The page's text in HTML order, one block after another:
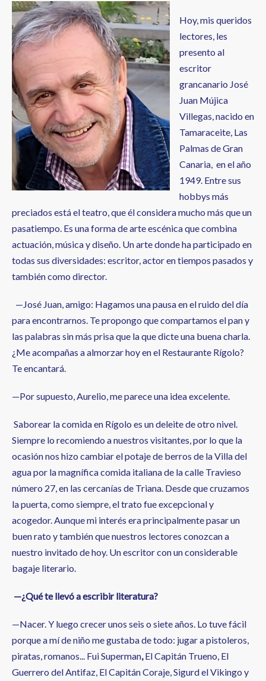
Hoy, mis queridos
lectores, les
presento al
escritor
grancanario José
Juan Mújica
Villegas, nacido en
Tamaraceite, Las
Palmas de Gran
Canaria, en el año
1949. Entre sus
hobbys más
preciados está el teatro, que él considera mucho más que un
pasatiempo. Es una forma de arte escénica que combina
actuación, música y diseño. Un arte donde ha participado en
todas sus diversidades: escritor, actor en tiempos pasados y
también como director.
—José Juan, amigo: Hagamos una pausa en el ruido del día
para encontrarnos. Te propongo que compartamos el pan y
las palabras sin más prisa que la que dicte una buena charla.
¿Me acompañas a almorzar hoy en el Restaurante Rígolo?
Te encantará.
—Por supuesto, Aurelio, me parece una idea excelente.
Saborear la comida en Rígolo es un deleite de otro nivel.
Siempre lo recomiendo a nuestros visitantes, por lo que la
ocasión nos hizo cambiar el potaje de berros de la Villa del
agua por la magnífica comida italiana de la calle Travieso
número 27, en las cercanías de Triana. Desde que cruzamos
la puerta, como siempre, el trato fue excepcional y
acogedor. Aunque mi interés era principalmente pasar un
buen rato y también que nuestros lectores conozcan a
nuestro invitado de hoy. Un escritor con un considerable
bagaje literario.
—¿Qué te llevó a escribir literatura?
—Nacer. Y luego crecer unos seis o siete años. Lo tuve fácil
porque a mí de niño me gustaba de todo: jugar a pistoleros,
piratas, romanos... Fui Superman, El Capitán Trueno, El
Guerrero del Antifaz, El Capitán Coraje, Sigurd el Vikingo y